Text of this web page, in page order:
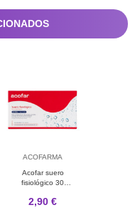
ACOFARMA
Acofar suero
fisiológico 30
2,90 €